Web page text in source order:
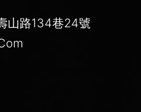
山路134巷24號